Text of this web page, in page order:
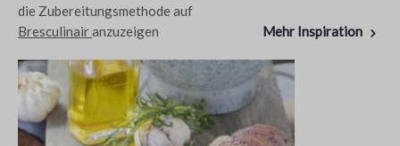
die Zubereitungsmethode auf
Bresculinairanzuzeigen Mehr Inspiration